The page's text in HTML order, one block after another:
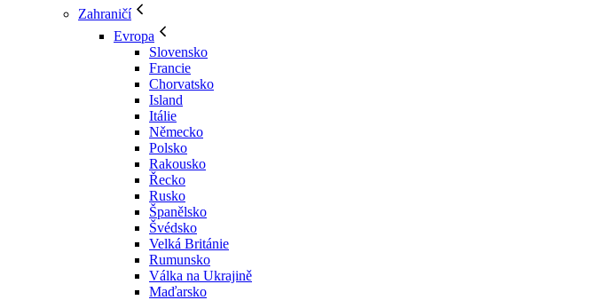
Zahraničí
Evropa
Slovensko
Francie
Chorvatsko
Island
Itálie
Německo
Polsko
Rakousko
Řecko
Rusko
Španělsko
Švédsko
Velká Británie
Rumunsko
Válka na Ukrajině
Maďarsko